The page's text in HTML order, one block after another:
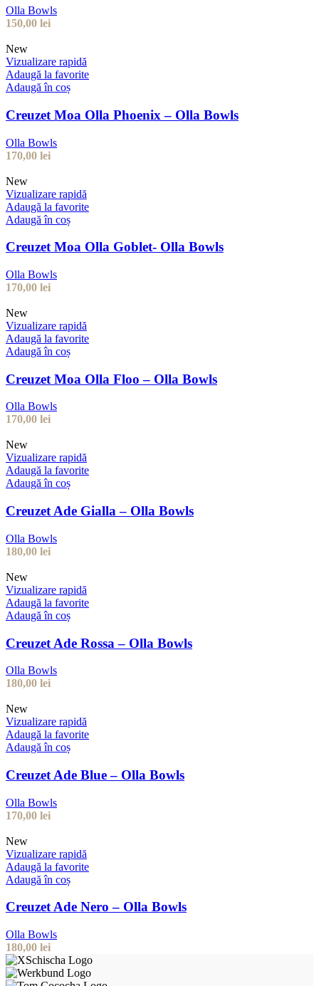
Olla Bowls
150,00 lei
New
Vizualizare rapidă
Adaugă la favorite
Adaugă în coș
Creuzet Moa Olla Phoenix – Olla Bowls
Olla Bowls
170,00 lei
New
Vizualizare rapidă
Adaugă la favorite
Adaugă în coș
Creuzet Moa Olla Goblet- Olla Bowls
Olla Bowls
170,00 lei
New
Vizualizare rapidă
Adaugă la favorite
Adaugă în coș
Creuzet Moa Olla Floo – Olla Bowls
Olla Bowls
170,00 lei
New
Vizualizare rapidă
Adaugă la favorite
Adaugă în coș
Creuzet Ade Gialla – Olla Bowls
Olla Bowls
180,00 lei
New
Vizualizare rapidă
Adaugă la favorite
Adaugă în coș
Creuzet Ade Rossa – Olla Bowls
Olla Bowls
180,00 lei
New
Vizualizare rapidă
Adaugă la favorite
Adaugă în coș
Creuzet Ade Blue – Olla Bowls
Olla Bowls
170,00 lei
New
Vizualizare rapidă
Adaugă la favorite
Adaugă în coș
Creuzet Ade Nero – Olla Bowls
Olla Bowls
180,00 lei